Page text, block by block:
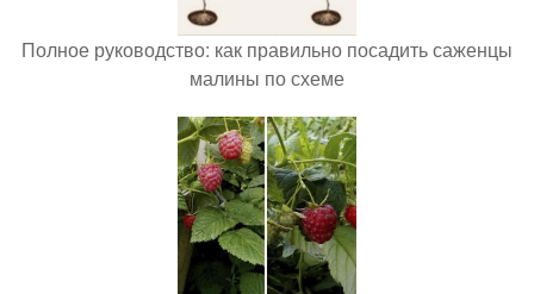
Полное руководство: как правильно посадить саженцы
малины по схеме